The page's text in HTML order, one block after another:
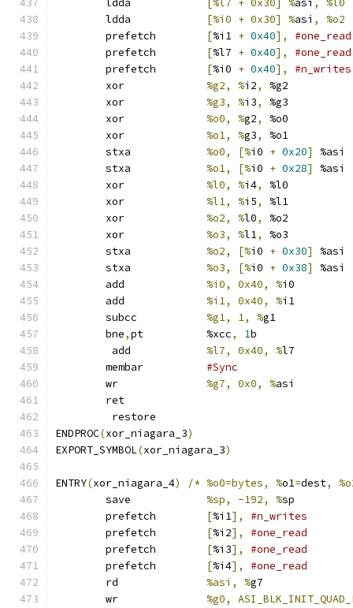
[%l7 + 0x30] %asi ,
[%i0 + 0x30] %asi ,
[%i1 + 0x40],
#one_read
[%l7 + 0x40],
#one_read
[%i0 + 0x40],
#n_writes
%g2, %i2,
%g2
%g3, %i3,
%g3
%o0, %g2,
%o0
%o1, %g3,
%o1
%o0, [%i0 + 0x20]
%asi
%o1, [%i0 + 0x28]
%asi
%l0, %i4,
%l0
%l1, %i5,
%l1
%o2, %l0,
%o2
%o3, %l1,
%o3
%o2, [%i0 + 0x30]
%asi
%o3, [%i0 + 0x38]
%asi
%i0, 0x40, %i0
%i1, 0x40, %i1
%g1, 1, %g1
	bne
, pt		%xcc, 1b
%l7, 0x40, %l7
#Sync
%g7, 0x0, %asi
	ret
	 restore
ENDPROC(xor_niagara_3)
EXPORT_SYMBOL(xor_niagara_3)
ENTRY(xor_niagara_4) /* %o0=bytes, %o1=dest,
%sp, -192, %sp
[%i1],
#n_writes
[%i2],
#one_read
[%i3],
#one_read
[%i4],
#one_read
%asi, %g7
%g0,